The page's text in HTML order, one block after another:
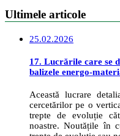
Ultimele articole
25.02.2026
17. Lucrările care se
balizele energo-
Această lucrare
cercetărilor pe o
trepte de evoluție
noastre. Noutățile în